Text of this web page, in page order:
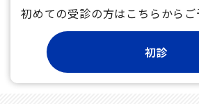
初めての受診の方はこちらからご